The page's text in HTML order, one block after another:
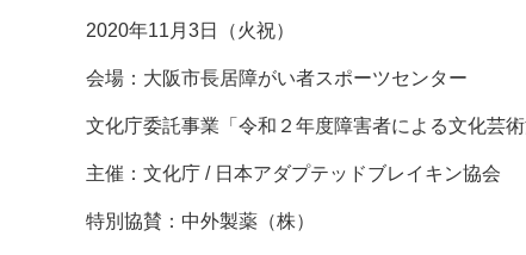
2020年11月3日（火祝）
会場：大阪市長居障がい者スポーツセンター
文化庁委託事業「令和２年度障害者による文化芸
主催：文化庁 / 日本アダプテッドブレイキン協会
特別協賛：中外製薬（株）